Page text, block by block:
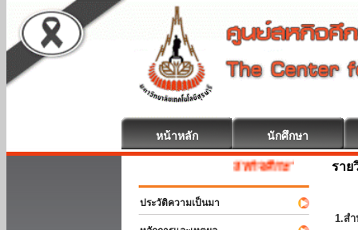
หน้าหลัก นักศึกษา
สหกิจศึกษา ยินดีต้อนรับ
ประวัติความเป็นมา
ราย
1.ส